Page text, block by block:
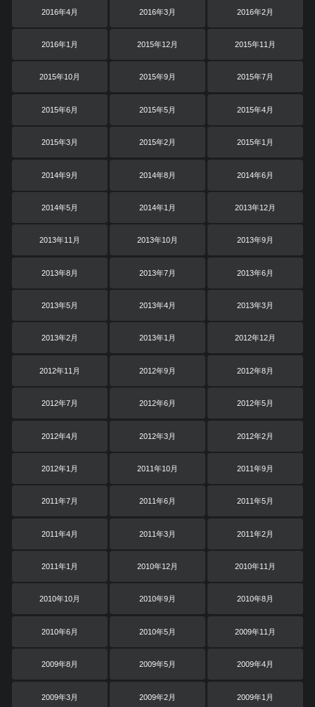
2016年4月 2016年3月 2016年2月
2016年1月 2015年12月 2015年11月
2015年10月 2015年9月 2015年7月
2015年6月 2015年5月 2015年4月
2015年3月 2015年2月 2015年1月
2014年9月 2014年8月 2014年6月
2014年5月 2014年1月 2013年12月
2013年11月 2013年10月 2013年9月
2013年8月 2013年7月 2013年6月
2013年5月 2013年4月 2013年3月
2013年2月 2013年1月 2012年12月
2012年11月 2012年9月 2012年8月
2012年7月 2012年6月 2012年5月
2012年4月 2012年3月 2012年2月
2012年1月 2011年10月 2011年9月
2011年7月 2011年6月 2011年5月
2011年4月 2011年3月 2011年2月
2011年1月 2010年12月 2010年11月
2010年10月 2010年9月 2010年8月
2010年6月 2010年5月 2009年11月
2009年8月 2009年5月 2009年4月
2009年3月 2009年2月 2009年1月